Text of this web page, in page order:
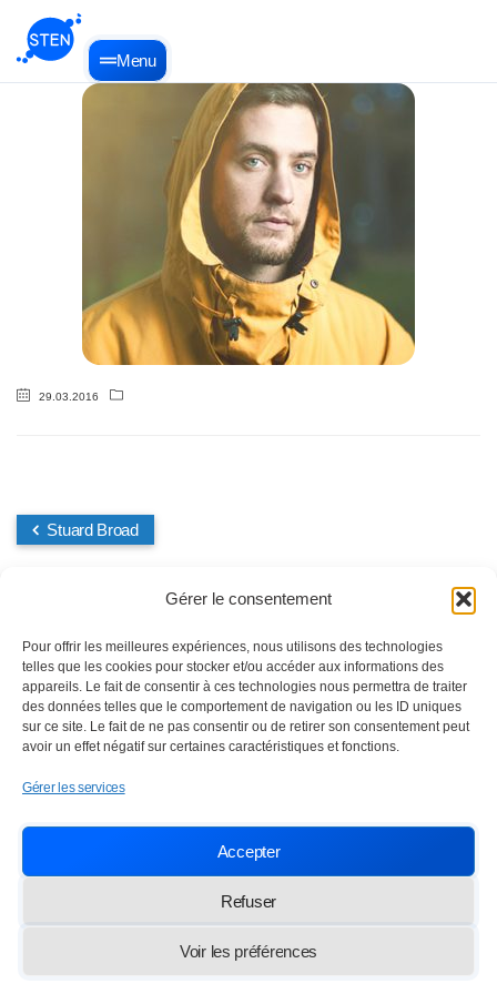
Gérer le consentement
Pour offrir les meilleures expériences, nous utilisons des technologies
telles que les cookies pour stocker et/ou accéder aux informations des
appareils. Le fait de consentir à ces technologies nous permettra de traiter
des données telles que le comportement de navigation ou les ID uniques
sur ce site. Le fait de ne pas consentir ou de retirer son consentement peut
avoir un effet négatif sur certaines caractéristiques et fonctions.
Gérer les services
Accepter
Refuser
Voir les préférences
Menu
29.03.2016
Stuard Broad
SOC TRAVAUX ENTRETIEN NETTOYAGE
info@lasten.fr 01 64 36 48 20